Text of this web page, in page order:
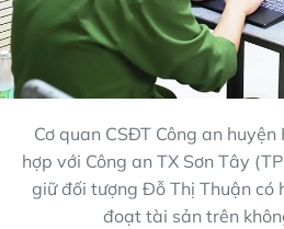
Cơ quan CSĐT Công an
hợp với Công an TX Sơn Tây
giữ đối tượng Đỗ Thị Thuận có
đoạt tài sản trên